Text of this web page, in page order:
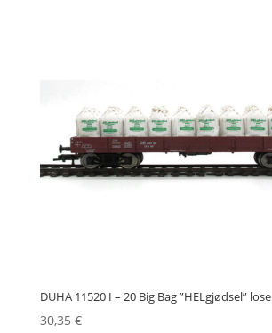
DUHA 11520 I – 20 Big Bag ”HELgjødsel” lose
30,35 €